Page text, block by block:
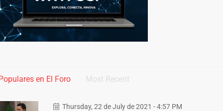
en El Foro Most Recent
Thursday, 22 de July de 2021 - 4:57 PM